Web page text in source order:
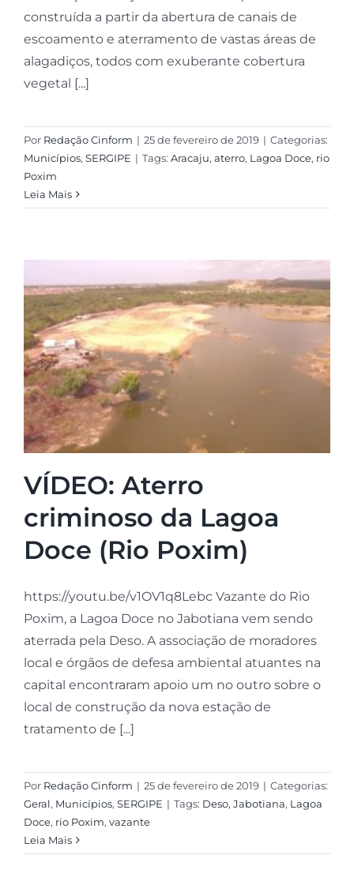
construída a partir da abertura de canais de
escoamento e aterramento de vastas áreas de
alagadiços, todos com exuberante cobertura
vegetal [...]
Por Redação Cinform | 25 de fevereiro de 2019 | Categorias:
Municípios, SERGIPE | Tags: Aracaju, aterro, Lagoa Doce, rio
Poxim
Leia Mais
VÍDEO: Aterro
criminoso da Lagoa
Doce (Rio Poxim)
https://youtu.be/v1OV1q8Lebc Vazante do Rio
Poxim, a Lagoa Doce no Jabotiana vem sendo
aterrada pela Deso. A associação de moradores
local e órgãos de defesa ambiental atuantes na
capital encontraram apoio um no outro sobre o
local de construção da nova estação de
tratamento de [...]
Por Redação Cinform | 25 de fevereiro de 2019 | Categorias:
Geral, Municípios, SERGIPE | Tags: Deso, Jabotiana, Lagoa
Doce, rio Poxim, vazante
Leia Mais